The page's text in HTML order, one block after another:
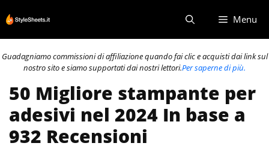
al
contenuto
Menu
Guadagniamo commissioni di affiliazione quando fai clic e acquisti dai link sul
nostro sito e siamo supportati dai nostri lettori.Per saperne di più.
50 Migliore stampante per
adesivi nel 2024 In base a
932 Recensioni